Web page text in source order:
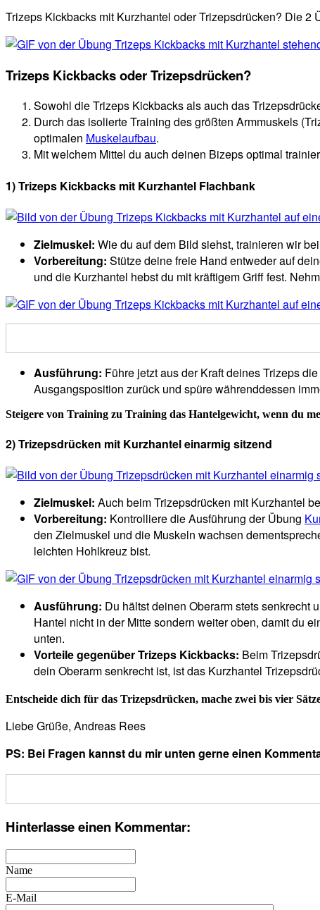
Trizeps Kickbacks mit Kurzhantel oder Trizepsdrücken? Die 2
Trizeps Kickbacks oder Trizepsdrücken?
Sowohl die Trizeps Kickbacks als auch das
Durch das isolierte Training des größten Armmuskels
optimalen Muskelaufbau.
Mit welchem Mittel du auch deinen Bizeps optimal
1) Trizeps Kickbacks mit Kurzhantel Flachbank
Zielmuskel: Wie du auf dem Bild siehst, trainieren wir
Vorbereitung: Stütze deine freie Hand entweder auf
und die Kurzhantel hebst du mit kräftigem Griff fest.
Ausführung: Führe jetzt aus der Kraft deines Trizeps
Ausgangsposition zurück und spüre währenddessen
Steigere von Training zu Training das Hantelgewicht, wenn du
2) Trizepsdrücken mit Kurzhantel einarmig sitzend
Zielmuskel: Auch beim Trizepsdrücken mit Kurzhantel
Vorbereitung: Kontrolliere die Ausführung der Übung
den Zielmuskel und die Muskeln wachsen
leichten Hohlkreuz bist.
Ausführung: Du hältst deinen Oberarm stets senkrecht
Hantel nicht in der Mitte sondern weiter oben, damit du
unten.
Vorteile gegenüber Trizeps Kickbacks: Beim
dein Oberarm senkrecht ist, ist das Kurzhantel
Entscheide dich für das Trizepsdrücken, mache zwei bis vier
Liebe Grüße, Andreas Rees
PS: Bei Fragen kannst du mir unten gerne einen
Hinterlasse einen Kommentar:
Name
E-Mail